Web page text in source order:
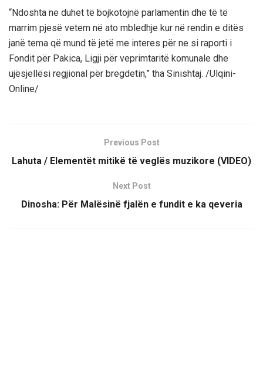
“Ndoshta ne duhet të bojkotojnë parlamentin dhe të të
marrim pjesë vetem në ato mbledhje kur në rendin e ditës
janë tema që mund të jetë me interes për ne si raporti i
Fondit për Pakica, Ligji për veprimtaritë komunale dhe
ujësjellësi regjional për bregdetin,” tha Sinishtaj. /Ulqini-
Online/
Previous Post
Lahuta / Elementët mitikë të veglës muzikore (VIDEO)
Next Post
Dinosha: Për Malësinë fjalën e fundit e ka qeveria